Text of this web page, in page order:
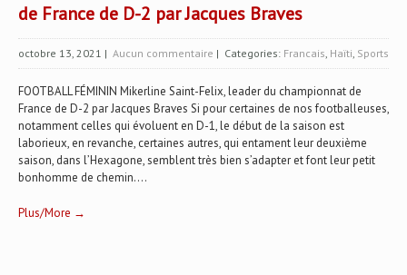
de France de D-2 par Jacques Braves
octobre 13, 2021 | Aucun commentaire | Categories: Francais, Haïti, Sports
FOOTBALL FÉMININ Mikerline Saint-Felix, leader du championnat de
France de D-2 par Jacques Braves Si pour certaines de nos footballeuses,
notamment celles qui évoluent en D-1, le début de la saison est
laborieux, en revanche, certaines autres, qui entament leur deuxième
saison, dans l’Hexagone, semblent très bien s’adapter et font leur petit
bonhomme de chemin....
Plus/More →